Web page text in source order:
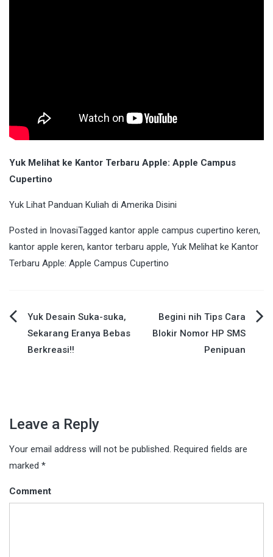
Yuk Melihat ke Kantor Terbaru Apple: Apple Campus
Cupertino
Yuk Lihat Panduan Kuliah di Amerika Disini
Posted in InovasiTagged kantor apple campus cupertino keren,
kantor apple keren, kantor terbaru apple, Yuk Melihat ke Kantor
Terbaru Apple: Apple Campus Cupertino
Post
Yuk Desain Suka-suka,
Sekarang Eranya Bebas
Berkreasi!!
Begini nih Tips Cara
Blokir Nomor HP SMS
Penipuan
Leave a Reply
Your email address will not be published. Required fields are
marked *
Comment